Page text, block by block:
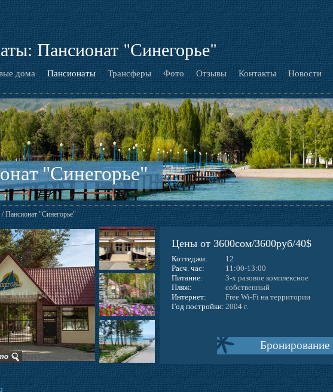
Пансионат "Синегорье"
дома Пансионаты Трансферы Фото Отзывы Контакты Новости
"Синегорье"
/ Пансионат "Синегорье"
Цены от 3600сом/3600руб/40$
Коттеджи:
12
Расч. час:
11:00-13:00
Питание:
3-х разовое комплексное
Пляж:
собственный
Интернет:
Free Wi-Fi на территории
Год постройки: 2004 г.
Бронирование